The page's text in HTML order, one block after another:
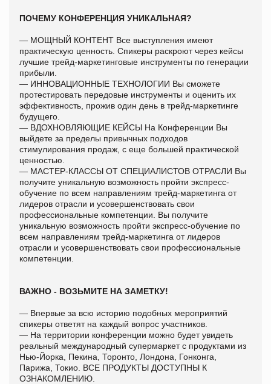
ПОЧЕМУ КОНФЕРЕНЦИЯ УНИКАЛЬНАЯ?
— МОЩНЫЙ КОНТЕНТ Все выступления имеют
практическую ценность. Спикеры раскроют через кейсы
лучшие трейд-маркетинговые инструменты по генерации
прибыли.
— ИННОВАЦИОННЫЕ ТЕХНОЛОГИИ Вы сможете
протестировать передовые инструменты и оценить их
эффективность, прожив один день в трейд-маркетинге
будущего.
— ВДОХНОВЛЯЮЩИЕ КЕЙСЫ На Конференции Вы
выйдете за пределы привычных подходов
стимулирования продаж, с еще большей практической
ценностью.
— МАСТЕР-КЛАССЫ ОТ СПЕЦИАЛИСТОВ ОТРАСЛИ Вы
получите уникальную возможность пройти экспресс-
обучение по всем направлениям трейд-маркетинга от
лидеров отрасли и усовершенствовать свои
профессиональные компетенции. Вы получите
уникальную возможность пройти экспресс-обучение по
всем направлениям трейд-маркетинга от лидеров
отрасли и усовершенствовать свои профессиональные
компетенции.
ВАЖНО - ВОЗЬМИТЕ НА ЗАМЕТКУ!
— Впервые за всю историю подобных мероприятий
спикеры ответят на каждый вопрос участников.
— На территории конференции можно будет увидеть
реальный международный супермаркет с продуктами из
Нью-Йорка, Пекина, Торонто, Лондона, Гонконга,
Парижа, Токио. ВСЕ ПРОДУКТЫ ДОСТУПНЫ К
ОЗНАКОМЛЕНИЮ.